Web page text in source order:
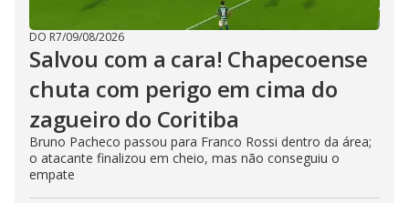
DO R7/09/08/2026
Salvou com a cara! Chapecoense
chuta com perigo em cima do
zagueiro do Coritiba
Bruno Pacheco passou para Franco Rossi dentro da área;
o atacante finalizou em cheio, mas não conseguiu o
empate